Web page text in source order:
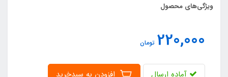
ویژگی‌های محصول
220,000 تومان
آماده ارسال